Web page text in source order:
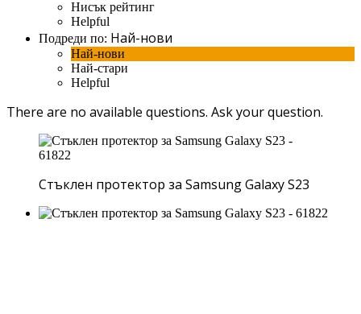
Нисък рейтинг
Helpful
Подреди по: Най-нови
Най-нови
Най-стари
Helpful
There are no available questions. Ask your question.
Стъклен протектор за Samsung Galaxy S23